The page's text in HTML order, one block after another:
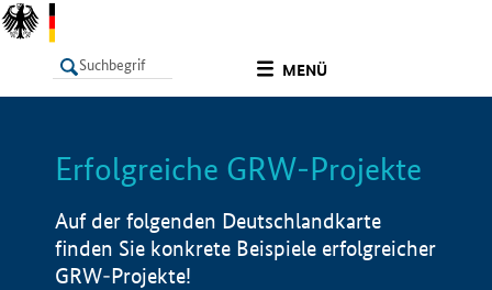
MENÜ
LISTE Info
Erfolgreiche GRW-Projekte
Auf der folgenden Deutschlandkarte
finden Sie konkrete Beispiele erfolgreicher
GRW-Projekte!